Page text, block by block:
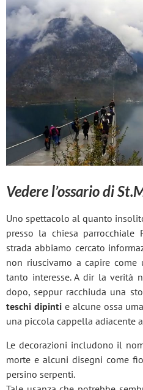
Vedere l’ossario di
Uno spettacolo al quanto
presso la chiesa parrocchiale
strada abbiamo cercato
non riuscivamo a capire come
tanto interesse. A dir la verità
dopo, seppur racchiuda una
teschi dipintie alcune ossa
una piccola cappella adiacente
Le decorazioni includono il
morte e alcuni disegni come
persino serpenti.